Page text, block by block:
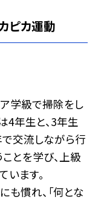
ピカ運動
学級で掃除をし
4年生と、3年生
交流しながら行
ことを学び、上級
ます。
慣れ、「何とな